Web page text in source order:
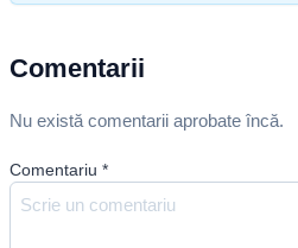
Comentarii
Nu există comentarii aprobate încă.
Comentariu *